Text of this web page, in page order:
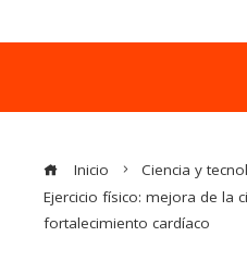
Inicio
Ciencia y
Ejercicio físico: mejora de la
fortalecimiento cardíaco